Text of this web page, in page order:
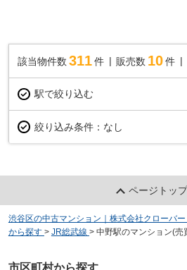
該当物件数 311件 販売数 10 件
駅で絞り込む
絞り込み条件： なし
ページトッ
渋谷区の中古マンション｜株式会社クローバー
から探す > JR総武線 > 中野駅のマンション(売